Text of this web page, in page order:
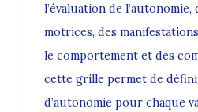
l’évaluation de
motrices, des
le comportement et des
cette grille permet de
d’autonomie pour chaque